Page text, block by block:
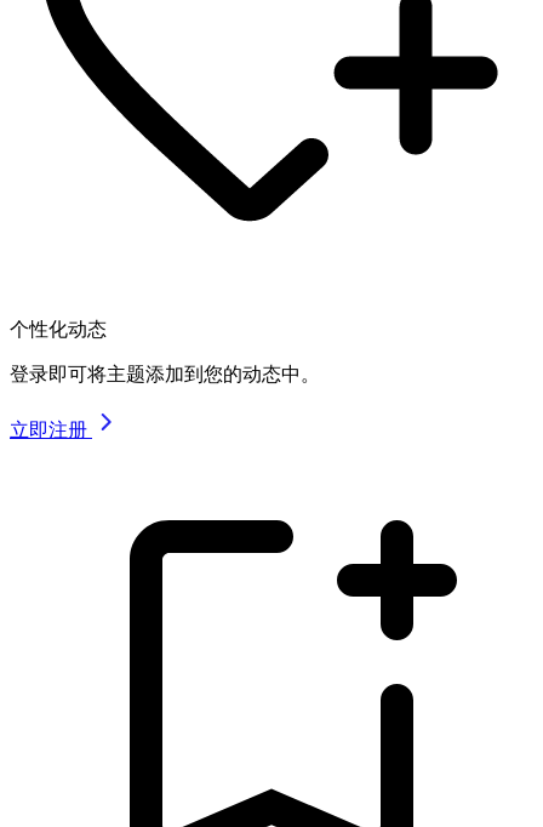
个性化动态
登录即可将主题添加到您的动态中。
立即注册